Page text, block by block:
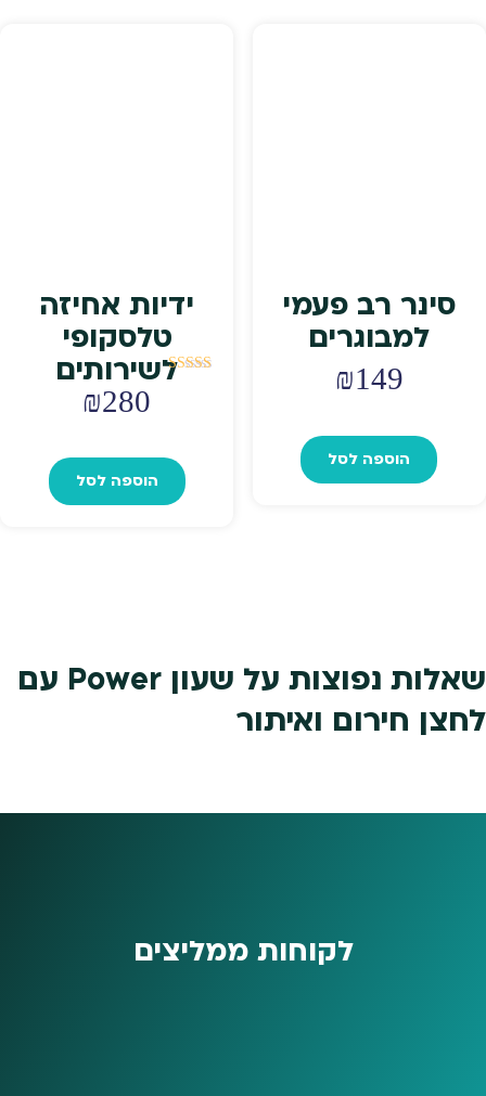
סינר רב פעמי
למבוגרים
₪149
הוספה לסל
ידיות אחיזה
טלסקופי
לשירותים
₪280
הוספה לסל
שאלות נפוצות על שעון Power עם
לחצן חירום ואיתור
לקוחות ממליצים